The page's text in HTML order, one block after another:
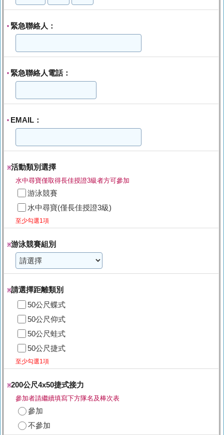
* 緊急聯絡人：
* 緊急聯絡人電話：
* EMAIL：
※活動類別選擇
水中尋寶僅取得長佳授證3級者方可參加
游泳競賽
水中尋寶(僅長佳授證3級)
至少勾選1項
※游泳競賽組別
※請選擇距離類別
50公尺蝶式
50公尺仰式
50公尺蛙式
50公尺捷式
至少勾選1項
※200公尺4x50捷式接力
參加者請繼續填寫下方隊名及棒次表
參加
不參加